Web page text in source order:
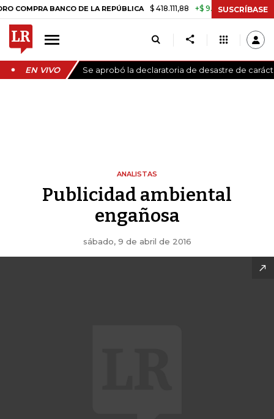
BANCO DE LA REPÚBLICA $ 418.111,88 +$ 9.612,91 +2,35%
SUSCRÍBASE
EN VIVO Se aprobó la declaratoria de desastre de
ANALISTAS
Publicidad ambiental
engañosa
sábado, 9 de abril de 2016